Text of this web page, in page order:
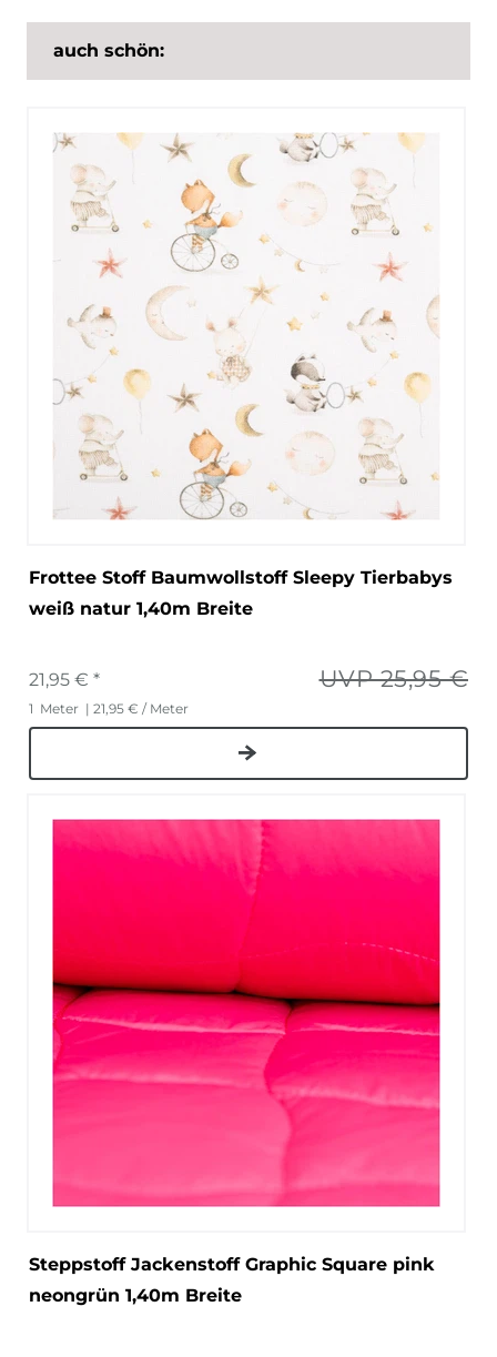
auch schön:
Frottee Stoff Baumwollstoff Sleepy Tierbabys
weiß natur 1,40m Breite
UVP 25,95 €
21,95 € *
1 Meter | 21,95 € / Meter
Steppstoff Jackenstoff Graphic Square pink
neongrün 1,40m Breite